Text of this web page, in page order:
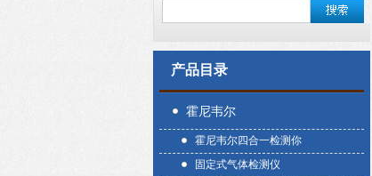
产品目录
霍尼韦尔
霍尼韦尔四合一检测你
固定式气体检测仪